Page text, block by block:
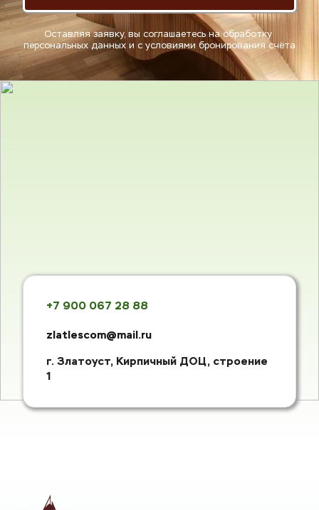
Оставляя заявку, вы соглашаетесь на обработку
персональных данных и с условиями бронирования счёта
+7 900 067 28 88
zlatlescom@mail.ru
г. Златоуст, Кирпичный ДОЦ, строение
1